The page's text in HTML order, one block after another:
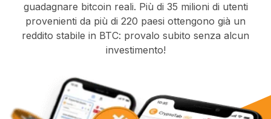
guadagnare bitcoin reali. Più di 35 milioni di utenti
provenienti da più di 220 paesi ottengono già un
reddito stabile in BTC: provalo subito senza alcun
investimento!